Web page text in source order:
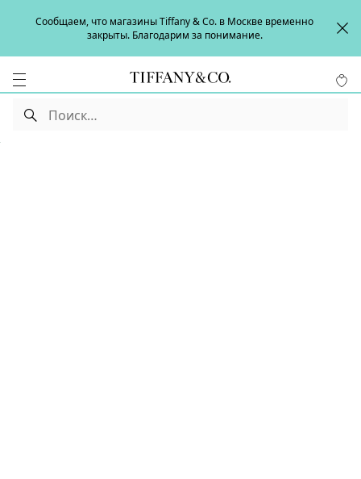
Сообщаем, что магазины Tiffany & Co. в Москве временно
закрыты. Благодарим за понимание.